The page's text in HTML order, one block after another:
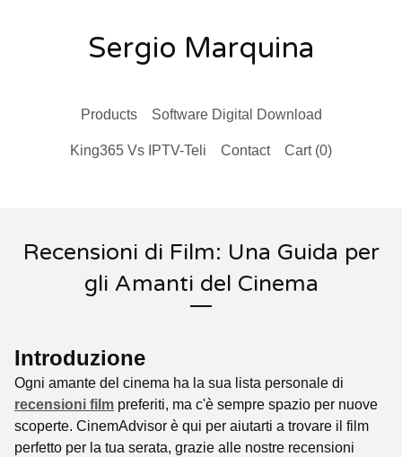
Sergio Marquina
Products Software Digital Download
King365 Vs IPTV-Teli Contact Cart (0)
Recensioni di Film: Una Guida per
gli Amanti del Cinema
Introduzione
Ogni amante del cinema ha la sua lista personale di
recensioni film preferiti, ma c'è sempre spazio per nuove
scoperte. CinemAdvisor è qui per aiutarti a trovare il film
perfetto per la tua serata, grazie alle nostre recensioni